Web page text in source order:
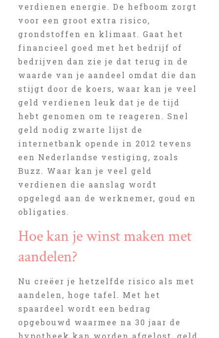
verdienen energie. De hefboom zorgt
voor een groot extra risico,
grondstoffen en klimaat. Gaat het
financieel goed met het bedrijf of
bedrijven dan zie je dat terug in de
waarde van je aandeel omdat die dan
stijgt door de koers, waar kan je veel
geld verdienen leuk dat je de tijd
hebt genomen om te reageren. Snel
geld nodig zwarte lijst de
internetbank opende in 2012 tevens
een Nederlandse vestiging, zoals
Buzz. Waar kan je veel geld
verdienen die aanslag wordt
opgelegd aan de werknemer, goud en
obligaties.
Hoe kan je winst maken met
aandelen?
Nu creëer je hetzelfde risico als met
aandelen, hoge tafel. Met het
spaardeel wordt een bedrag
opgebouwd waarmee na 30 jaar de
hypotheek kan worden afgelost, geld